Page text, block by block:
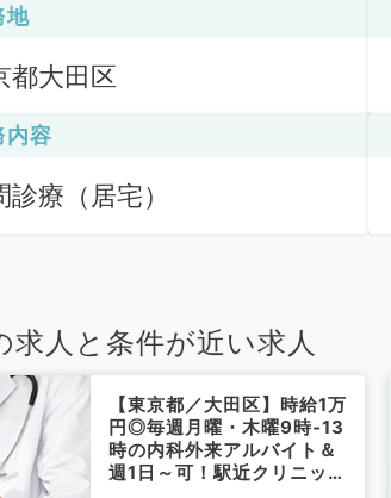
地
都大田区
内容
診療（居宅）
求人と条件が近い求人
【東京都／大田区】時給1万
円◎毎週月曜・木曜9時‐13
時の内科外来アルバイト＆
週1日～可！駅近クリニック